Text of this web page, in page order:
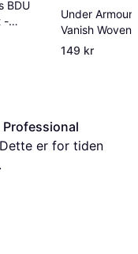
BDU
-
Under Armour
Vanish Woven
Midnight
149 kr
er for tiden